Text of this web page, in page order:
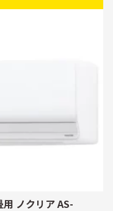
ノクリア AS-